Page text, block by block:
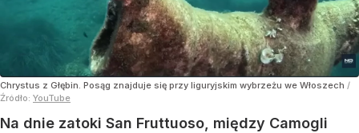
Chrystus z Głębin. Posąg znajduje się przy liguryjskim wybrzeżu we Włoszech /
Źródło: YouTube
Na dnie zatoki San Fruttuoso, między Camogli